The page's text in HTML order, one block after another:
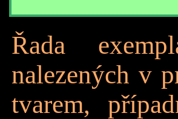
Řada
nalezených v
tvarem,